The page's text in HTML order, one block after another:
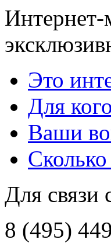
Интернет-
Это
Для
Ваши
Сколько
Для связи
8 (495)